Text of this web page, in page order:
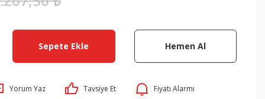
Sepete Ekle Hemen Al
Yorum Yaz Tavsiye Et Fiyatı Alarmı